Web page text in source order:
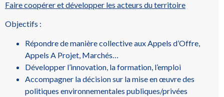
Faire coopérer et développer les acteurs du territoire
Objectifs :
Répondre de manière collective aux Appels d’Offre,
Appels A Projet, Marchés…
Développer l’innovation, la formation, l’emploi
Accompagner la décision sur la mise en œuvre des
politiques environnementales publiques/privées